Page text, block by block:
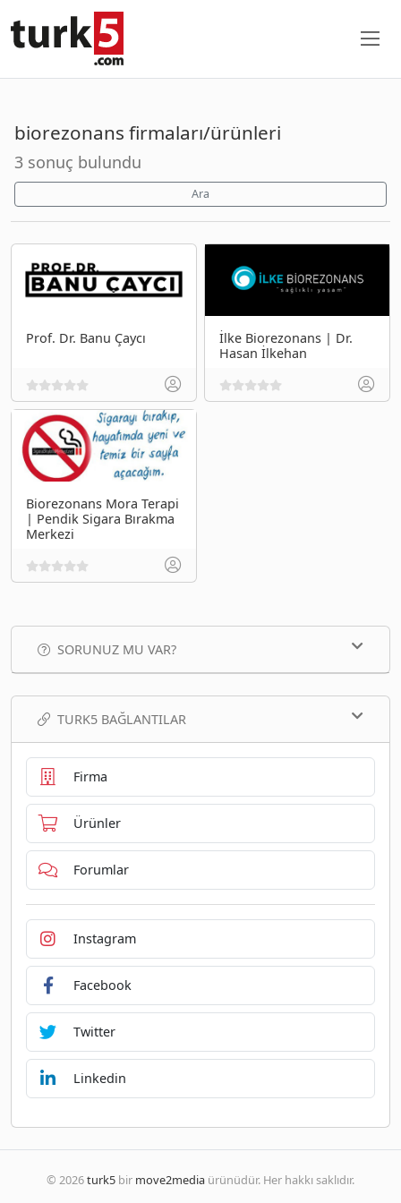
biorezonans firmaları/ürünleri
3 sonuç bulundu
Ara
Prof. Dr. Banu Çaycı
İlke Biorezonans | Dr.
Hasan İlkehan
Biorezonans Mora Terapi
| Pendik Sigara Bırakma
Merkezi
SORUNUZ MU VAR?
TURK5 BAĞLANTILAR
Firma
Ürünler
Forumlar
Instagram
Facebook
Twitter
Linkedin
© 2026turk5 bir move2media ürünüdür. Her hakkı saklıdır.